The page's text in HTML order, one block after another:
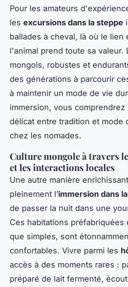
Pour les amateurs
les excursions dans la steppe
ballades à cheval, là où le lien
l'animal prend toute sa valeur.
mongols, robustes et
des générations à parcourir
à maintenir un mode de vie
immersion, vous
délicat entre tradition et mode
chez les nomades.
Culture mongole à travers
et les interactions locales
Une autre manière
pleinement l’immersion dans
de passer la nuit dans une
Ces habitations préfabriquées
que simples, sont
confortables. Vivre parmi les
accès à des moments rares :
préparé de lait fermenté,